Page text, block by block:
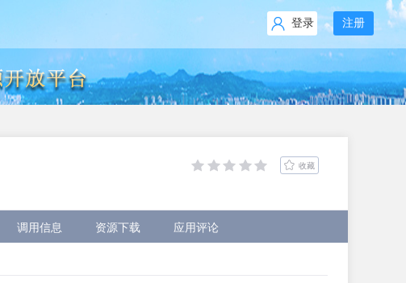
注册
登录
收藏
调用信息 资源下载 应用评论